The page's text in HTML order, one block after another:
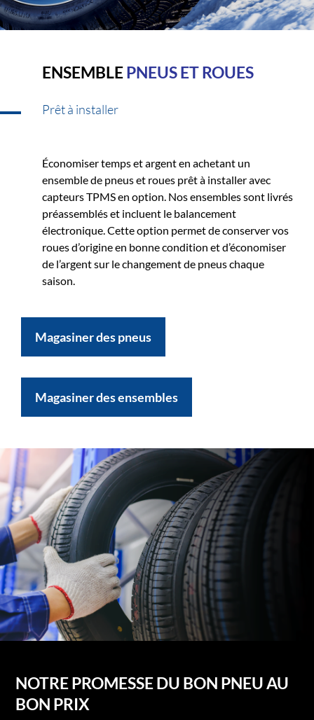
ENSEMBLEPNEUS ET ROUES
Prêt à installer
Économiser temps et argent en achetant un
ensemble de pneus et roues prêt à installer avec
capteurs TPMS en option. Nos ensembles sont livrés
préassemblés et incluent le balancement
électronique. Cette option permet de conserver vos
roues d’origine en bonne condition et d’économiser
de l’argent sur le changement de pneus chaque
saison.
Magasiner des pneus
Magasiner des ensembles
NOTRE PROMESSE DU BON PNEU AU
BON PRIX